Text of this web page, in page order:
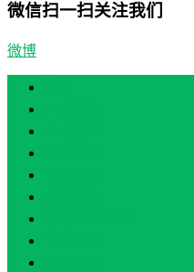
微信扫一扫关注我们
微博